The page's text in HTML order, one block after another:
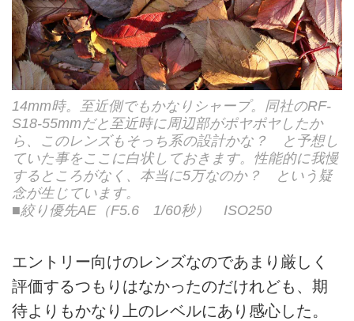
14mm時。至近側でもかなりシャープ。同社のRF-
S18-55mmだと至近時に周辺部がポヤポヤしたか
ら、このレンズもそっち系の設計かな？ と予想し
ていた事をここに白状しておきます。性能的に我慢
するところがなく、本当に5万なのか？ という疑
念が生じています。
■絞り優先AE（F5.6 1/60秒） ISO250
エントリー向けのレンズなのであまり厳しく
評価するつもりはなかったのだけれども、期
待よりもかなり上のレベルにあり感心した。